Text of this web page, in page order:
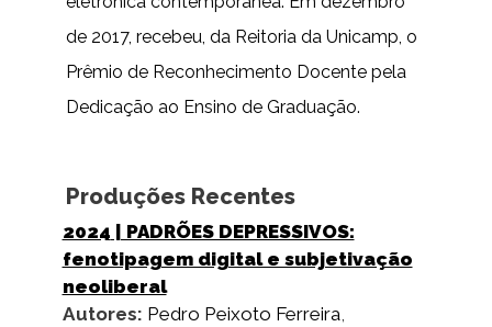
de 2017, recebeu, da Reitoria da Unicamp, o
Prêmio de Reconhecimento Docente pela
Dedicação ao Ensino de Graduação.
Produções Recentes
2024 | PADRÕES DEPRESSIVOS:
fenotipagem digital e subjetivação
neoliberal
Autores: Pedro Peixoto Ferreira,